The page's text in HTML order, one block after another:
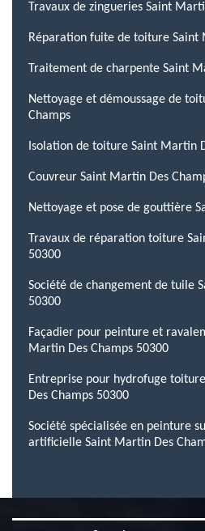
Travaux de zingueries Saint
Réparation fuite de toiture Saint
Traitement de charpente Saint
Nettoyage et démoussage de
Champs
Isolation de toiture Saint Martin
Couvreur Saint Martin Des
Nettoyage et pose de gouttière
Travaux de réparation toiture
50300
Société de changement de tuile
50300
Façadier pour peinture et
Martin Des Champs 50300
Entreprise pour hydrofuge
Des Champs 50300
Société spécialisée en peinture
artificielle Saint Martin Des